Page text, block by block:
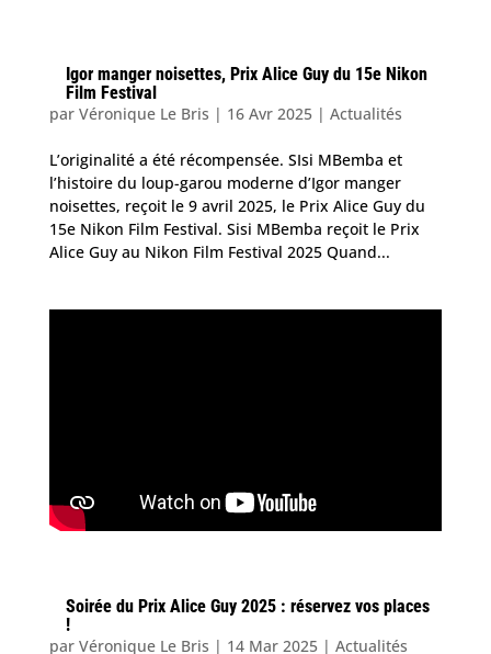
Igor manger noisettes, Prix Alice Guy du 15e Nikon
Film Festival
par Véronique Le Bris | 16 Avr 2025| Actualités
L’originalité a été récompensée. SIsi MBemba et
l’histoire du loup-garou moderne d’Igor manger
noisettes, reçoit le 9 avril 2025, le Prix Alice Guy du
15e Nikon Film Festival. Sisi MBemba reçoit le Prix
Alice Guy au Nikon Film Festival 2025 Quand...
Soirée du Prix Alice Guy 2025 : réservez vos places
!
par Véronique Le Bris | 14 Mar 2025| Actualités